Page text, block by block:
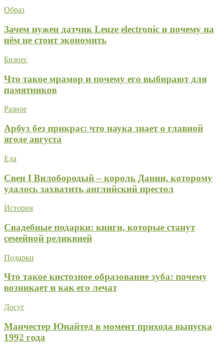
Образ
Зачем нужен датчик Leuze electronic и почему на
нём не стоит экономить
Бизнес
Что такое мрамор и почему его выбирают для
памятников
Разное
Арбуз без прикрас: что наука знает о главной
ягоде августа
Еда
Свен I Вилобородый – король Дании, которому
удалось захватить английский престол
История
Свадебные подарки: книги, которые станут
семейной реликвией
Подарки
Что такое кистозное образование зуба: почему
возникает и как его лечат
Досуг
Манчестер Юнайтед в момент прихода выпуска
1992 года